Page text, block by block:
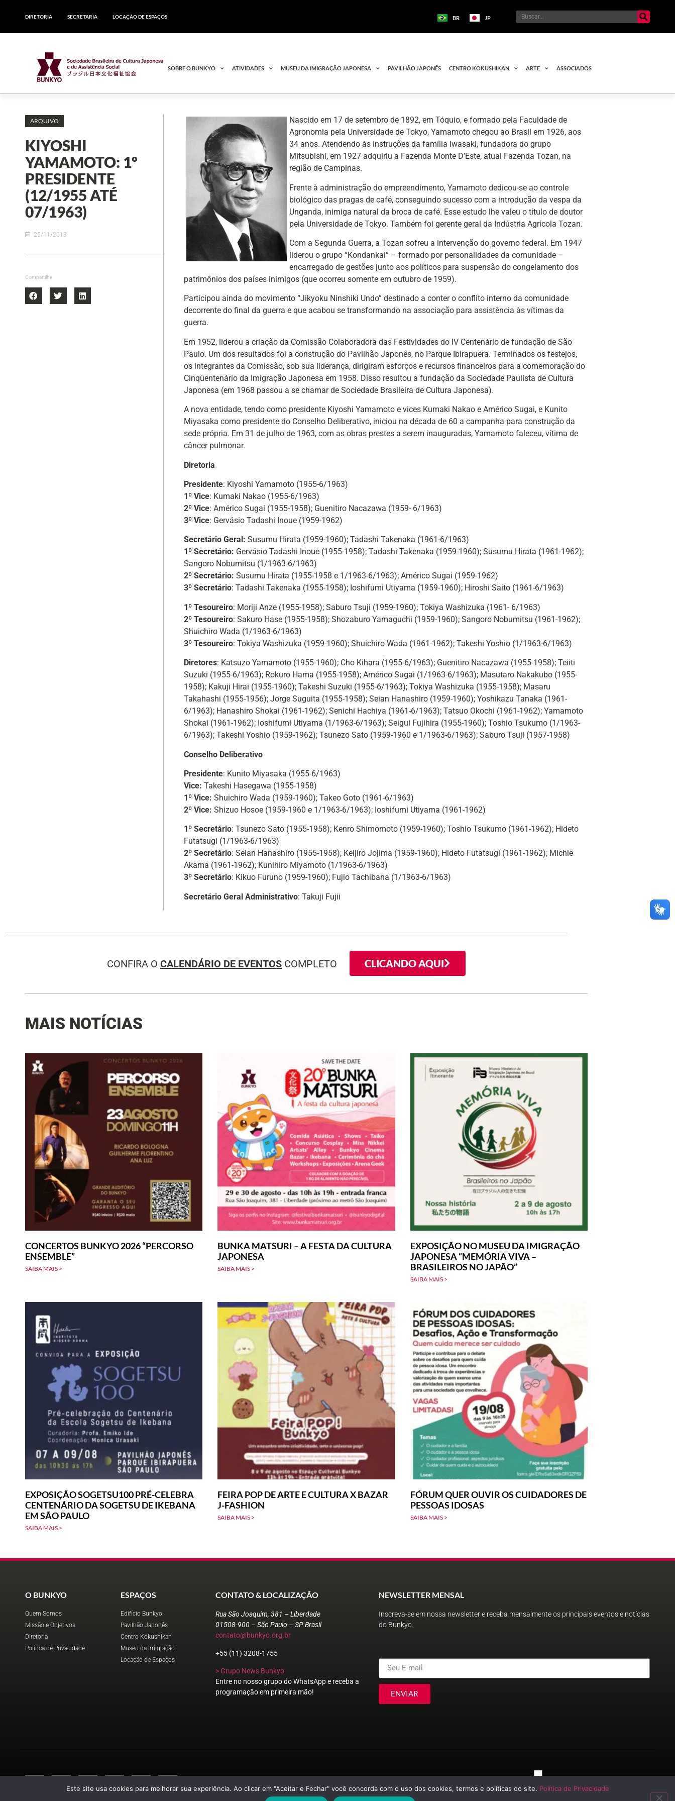
DIRETORIA SECRETARIA LOCAÇÃO DE ESPAÇOS BR JP
SOBRE O BUNKYO ATIVIDADES MUSEU DA IMIGRAÇÃO JAPONESA PAVILHÃO JAPONÊS CENTRO KOKUSHIKAN ARTE ASSOCIADOS
ARQUIVO
KIYOSHI
YAMAMOTO: 1º
PRESIDENTE
(12/1955 ATÉ
07/1963)
25/11/2013
Compartilhe
Nascido em 17 de setembro de 1892, em Tóquio, e formado pela Faculdade de
Agronomia pela Universidade de Tokyo, Yamamoto chegou ao Brasil em 1926, aos
34 anos. Atendendo às instruções da família Iwasaki, fundadora do grupo
Mitsubishi, em 1927 adquiriu a Fazenda Monte D’Este, atual Fazenda Tozan, na
região de Campinas.
Frente à administração do empreendimento, Yamamoto dedicou-se ao controle
biológico das pragas de café, conseguindo sucesso com a introdução da vespa da
Unganda, inimiga natural da broca de café. Esse estudo lhe valeu o título de doutor
pela Universidade de Tokyo. Também foi gerente geral da Indústria Agrícola Tozan.
Com a Segunda Guerra, a Tozan sofreu a intervenção do governo federal. Em 1947
liderou o grupo “Kondankai” – formado por personalidades da comunidade –
encarregado de gestões junto aos políticos para suspensão do congelamento dos
patrimônios dos países inimigos (que ocorreu somente em outubro de 1959).
Participou ainda do movimento “Jikyoku Ninshiki Undo” destinado a conter o conflito interno da comunidade
decorrente do final da guerra e que acabou se transformando na associação para assistência às vítimas da
guerra.
Em 1952, liderou a criação da Comissão Colaboradora das Festividades do IV Centenário de fundação de São
Paulo. Um dos resultados foi a construção do Pavilhão Japonês, no Parque Ibirapuera. Terminados os festejos,
os integrantes da Comissão, sob sua liderança, dirigiram esforços e recursos financeiros para a comemoração do
Cinqüentenário da Imigração Japonesa em 1958. Disso resultou a fundação da Sociedade Paulista de Cultura
Japonesa (em 1968 passou a se chamar de Sociedade Brasileira de Cultura Japonesa).
A nova entidade, tendo como presidente Kiyoshi Yamamoto e vices Kumaki Nakao e Américo Sugai, e Kunito
Miyasaka como presidente do Conselho Deliberativo, iniciou na década de 60 a campanha para construção da
sede própria. Em 31 de julho de 1963, com as obras prestes a serem inauguradas, Yamamoto faleceu, vítima de
câncer pulmonar.
Diretoria
Presidente: Kiyoshi Yamamoto (1955-6/1963)
1º Vice: Kumaki Nakao (1955-6/1963)
2º Vice: Américo Sugai (1955-1958); Guenitiro Nacazawa (1959- 6/1963)
3º Vice: Gervásio Tadashi Inoue (1959-1962)
Secretário Geral: Susumu Hirata (1959-1960); Tadashi Takenaka (1961-6/1963)
1º Secretário: Gervásio Tadashi Inoue (1955-1958); Tadashi Takenaka (1959-1960); Susumu Hirata (1961-1962);
Sangoro Nobumitsu (1/1963-6/1963)
2º Secretário:Susumu Hirata (1955-1958 e 1/1963-6/1963); Américo Sugai (1959-1962)
3º Secretário: Tadashi Takenaka (1955-1958); Ioshifumi Utiyama (1959-1960); Hiroshi Saito (1961-6/1963)
1º Tesoureiro: Moriji Anze (1955-1958); Saburo Tsuji (1959-1960); Tokiya Washizuka (1961- 6/1963)
2º Tesoureiro: Sakuro Hase (1955-1958); Shozaburo Yamaguchi (1959-1960); Sangoro Nobumitsu (1961-1962);
Shuichiro Wada (1/1963-6/1963)
3º Tesoureiro: Tokiya Washizuka (1959-1960); Shuichiro Wada (1961-1962); Takeshi Yoshio (1/1963-6/1963)
Diretores: Katsuzo Yamamoto (1955-1960); Cho Kihara (1955-6/1963); Guenitiro Nacazawa (1955-1958); Teiiti
Suzuki (1955-6/1963); Rokuro Hama (1955-1958); Américo Sugai (1/1963-6/1963); Masutaro Nakakubo (1955-
1958); Kakuji Hirai (1955-1960); Takeshi Suzuki (1955-6/1963); Tokiya Washizuka (1955-1958); Masaru
Takahashi (1955-1956); Jorge Suguita (1955-1958); Seian Hanashiro (1959-1960); Yoshikazu Tanaka (1961-
6/1963); Hanashiro Shokai (1961-1962); Senichi Hachiya (1961-6/1963); Tatsuo Okochi (1961-1962); Yamamoto
Shokai (1961-1962); Ioshifumi Utiyama (1/1963-6/1963); Seigui Fujihira (1955-1960); Toshio Tsukumo (1/1963-
6/1963); Takeshi Yoshio (1959-1962); Tsunezo Sato (1959-1960 e 1/1963-6/1963); Saburo Tsuji (1957-1958)
Conselho Deliberativo
Presidente: Kunito Miyasaka (1955-6/1963)
Vice:Takeshi Hasegawa (1955-1958)
1º Vice:Shuichiro Wada (1959-1960); Takeo Goto (1961-6/1963)
2º Vice:Shizuo Hosoe (1959-1960 e 1/1963-6/1963); Ioshifumi Utiyama (1961-1962)
1º Secretário: Tsunezo Sato (1955-1958); Kenro Shimomoto (1959-1960); Toshio Tsukumo (1961-1962); Hideto
Futatsugi (1/1963-6/1963)
2º Secretário: Seian Hanashiro (1955-1958); Keijiro Jojima (1959-1960); Hideto Futatsugi (1961-1962); Michie
Akama (1961-1962); Kunihiro Miyamoto (1/1963-6/1963)
3º Secretário: Kikuo Furuno (1959-1960); Fujio Tachibana (1/1963-6/1963)
Secretário Geral Administrativo: Takuji Fujii
CONFIRA O CALENDÁRIO DE EVENTOS COMPLETO CLICANDO AQUI
MAIS NOTÍCIAS
CONCERTOS BUNKYO 2026 “PERCORSO
ENSEMBLE”
SAIBA MAIS >
BUNKA MATSURI – A FESTA DA CULTURA
JAPONESA
SAIBA MAIS >
EXPOSIÇÃO NO MUSEU DA IMIGRAÇÃO
JAPONESA “MEMÓRIA VIVA –
BRASILEIROS NO JAPÃO”
SAIBA MAIS >
EXPOSIÇÃO SOGETSU100 PRÉ-CELEBRA
CENTENÁRIO DA SOGETSU DE IKEBANA
EM SÃO PAULO
SAIBA MAIS >
FEIRA POP DE ARTE E CULTURA X BAZAR
J-FASHION
SAIBA MAIS >
FÓRUM QUER OUVIR OS CUIDADORES DE
PESSOAS IDOSAS
SAIBA MAIS >
O BUNKYO
Quem Somos
Missão e Objetivos
Diretoria
Política de Privacidade
ESPAÇOS
Edifício Bunkyo
Pavilhão Japonês
Centro Kokushikan
Museu da Imigração
Locação de Espaços
CONTATO & LOCALIZAÇÃO
Rua São Joaquim, 381 – Liberdade
01508-900 – São Paulo – SP Brasil
contato@bunkyo.org.br
+55 (11) 3208-1755
> Grupo News Bunkyo
Entre no nosso grupo do WhatsApp e receba a
programação em primeira mão!
NEWSLETTER MENSAL
Inscreva-se em nossa newsletter e receba mensalmente os principais eventos e notícias
do Bunkyo.
ENVIAR
Este site usa cookies para melhorar sua experiência. Ao clicar em "Aceitar e Fechar" você concorda com o uso dos cookies, termos e políticas do site. Política de Privacidade